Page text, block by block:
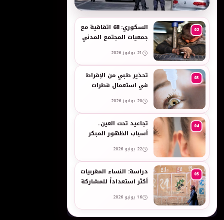
به
02
السكوري: 68 اتفاقية مع
جمعيات المجتمع المدني
والنساء في العمل
21 يوليوز 2026
03
تحذير طبي من الإفراط
في استعمال قطرات
المضيقة للأوعية
20 يوليوز 2026
04
تجاعيد تحت العين..
أسباب الظهور المبكر
بالبشرة الحساسة -
taroudant press
22 يونيو 2026
05
دراسة: النساء المغربيات
أكثر استعداداً للمشاركة
بالرجال
16 يونيو 2026